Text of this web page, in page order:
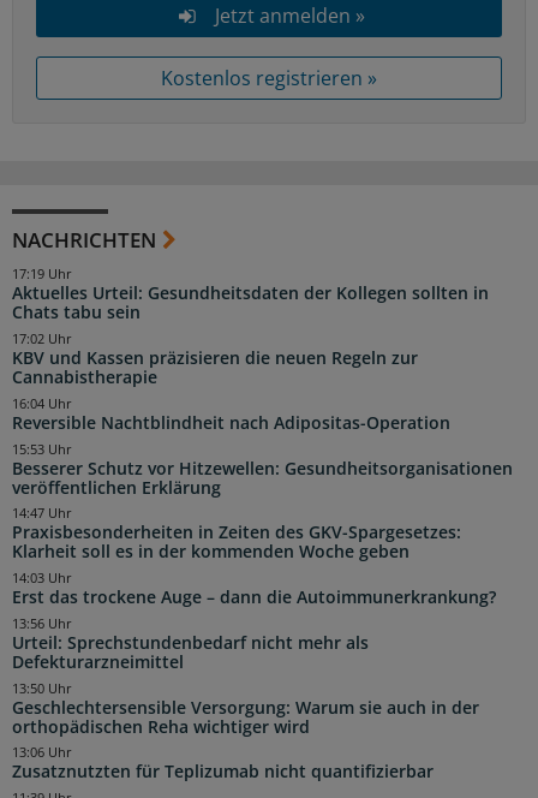
Jetzt anmelden »
Kostenlos registrieren »
NACHRICHTEN
Aktuelles Urteil: Gesundheitsdaten der Kollegen sollten in
Chats tabu sein
17:19 Uhr
KBV und Kassen präzisieren die neuen Regeln zur
Cannabistherapie
17:02 Uhr
Reversible Nachtblindheit nach Adipositas-Operation
16:04 Uhr
Besserer Schutz vor Hitzewellen: Gesundheitsorganisationen
veröffentlichen Erklärung
15:53 Uhr
Praxisbesonderheiten in Zeiten des GKV-Spargesetzes:
Klarheit soll es in der kommenden Woche geben
14:47 Uhr
Erst das trockene Auge – dann die Autoimmunerkrankung?
14:03 Uhr
Urteil: Sprechstundenbedarf nicht mehr als
Defekturarzneimittel
13:56 Uhr
Geschlechtersensible Versorgung: Warum sie auch in der
orthopädischen Reha wichtiger wird
13:50 Uhr
Zusatznutzten für Teplizumab nicht quantifizierbar
13:06 Uhr